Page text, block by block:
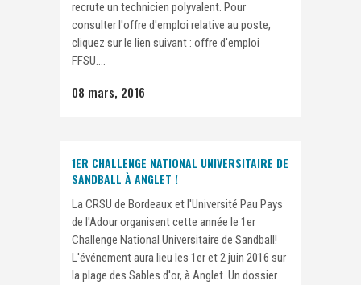
recrute un technicien polyvalent. Pour
consulter l'offre d'emploi relative au poste,
cliquez sur le lien suivant : offre d'emploi
FFSU....
08 mars, 2016
1ER CHALLENGE NATIONAL UNIVERSITAIRE DE
SANDBALL À ANGLET !
La CRSU de Bordeaux et l'Université Pau Pays
de l'Adour organisent cette année le 1er
Challenge National Universitaire de Sandball!
L'événement aura lieu les 1er et 2 juin 2016 sur
la plage des Sables d'or, à Anglet. Un dossier